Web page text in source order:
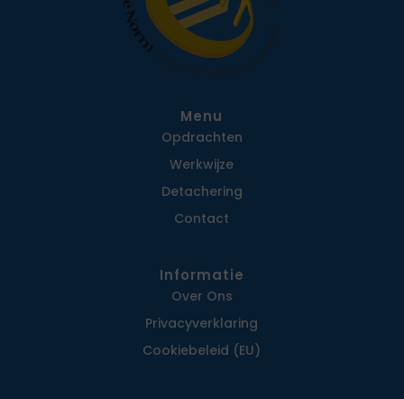
Menu
Opdrachten
Werkwijze
Detachering
Contact
Informatie
Over Ons
Privacy­verklaring
Cookiebeleid (EU)